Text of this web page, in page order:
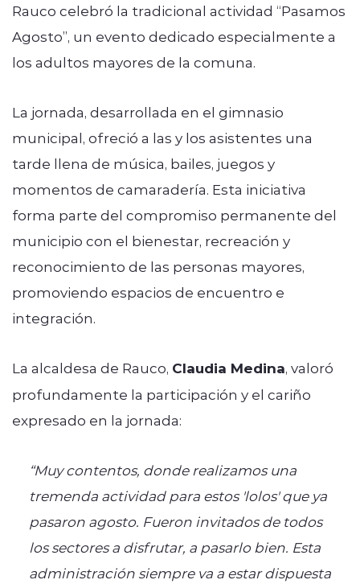
Rauco celebró la tradicional actividad “Pasamos
Agosto”, un evento dedicado especialmente a
los adultos mayores de la comuna.
La jornada, desarrollada en el gimnasio
municipal, ofreció a las y los asistentes una
tarde llena de música, bailes, juegos y
momentos de camaradería. Esta iniciativa
forma parte del compromiso permanente del
municipio con el bienestar, recreación y
reconocimiento de las personas mayores,
promoviendo espacios de encuentro e
integración.
La alcaldesa de Rauco, Claudia Medina, valoró
profundamente la participación y el cariño
expresado en la jornada:
“Muy contentos, donde realizamos una
tremenda actividad para estos 'lolos' que ya
pasaron agosto. Fueron invitados de todos
los sectores a disfrutar, a pasarlo bien. Esta
administración siempre va a estar dispuesta